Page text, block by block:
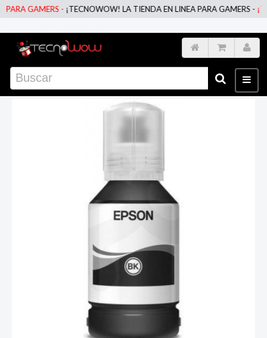
GAMERS -¡TECNOWOW! LA TIENDA EN LINEA PARA GAMERS -